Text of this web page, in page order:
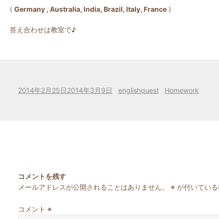
( Germany , Australia, India, Brazil, Italy, France )
答え合わせは教室で♪
投
2014年2月25日2014年3月9日
作
englishquest
カ
Homework
コメントを残す
メールアドレスが公開されることはありません。
※ が付いてい
コメント ※